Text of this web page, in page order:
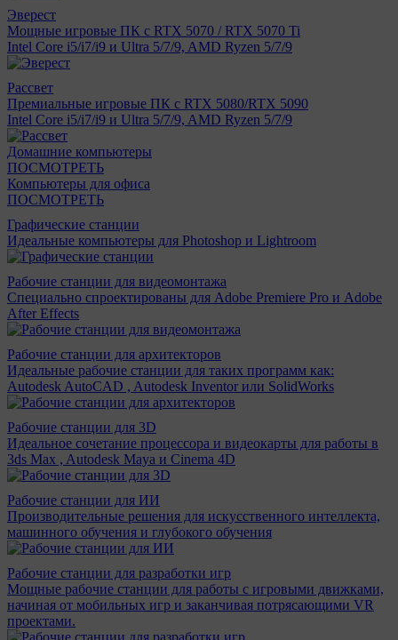
Эверест
Мощные игровые ПК с RTX 5070 / RTX 5070 Ti
Intel Core i5/i7/i9 и Ultra 5/7/9, AMD Ryzen 5/7/9
Рассвет
Премиальные игровые ПК с RTX 5080/RTX 5090
Intel Core i5/i7/i9 и Ultra 5/7/9, AMD Ryzen 5/7/9
Домашние компьютеры
ПОСМОТРЕТЬ
Компьютеры для офиса
ПОСМОТРЕТЬ
Графические станции
Идеальные компьютеры для Photoshop и Lightroom
Рабочие станции для видеомонтажа
Специально спроектированы для Adobe Premiere Pro и Adobe
After Effects
Рабочие станции для архитекторов
Идеальные рабочие станции для таких программ как:
Autodesk AutoCAD , Autodesk Inventor или SolidWorks
Рабочие станции для 3D
Идеальное сочетание процессора и видеокарты для работы в
3ds Max , Autodesk Maya и Cinema 4D
Рабочие станции для ИИ
Производительные решения для искусственного интеллекта,
машинного обучения и глубокого обучения
Рабочие станции для разработки игр
Мощные рабочие станции для работы с игровыми движками,
начиная от мобильных игр и заканчивая потрясающими VR
проектами.